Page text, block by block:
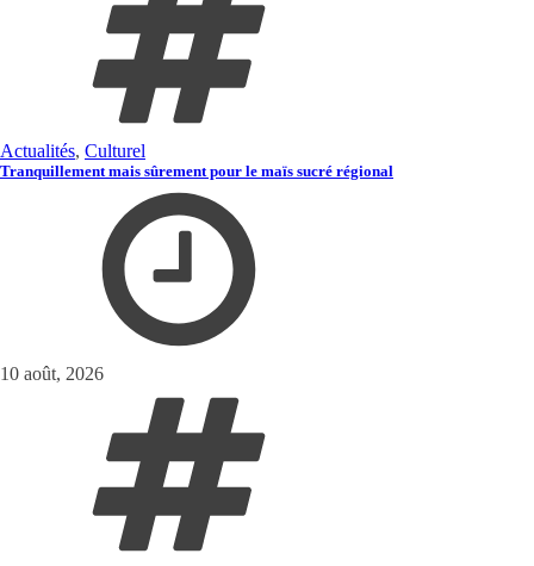
Actualités, Culturel
Tranquillement mais sûrement pour le maïs sucré régional
10 août, 2026